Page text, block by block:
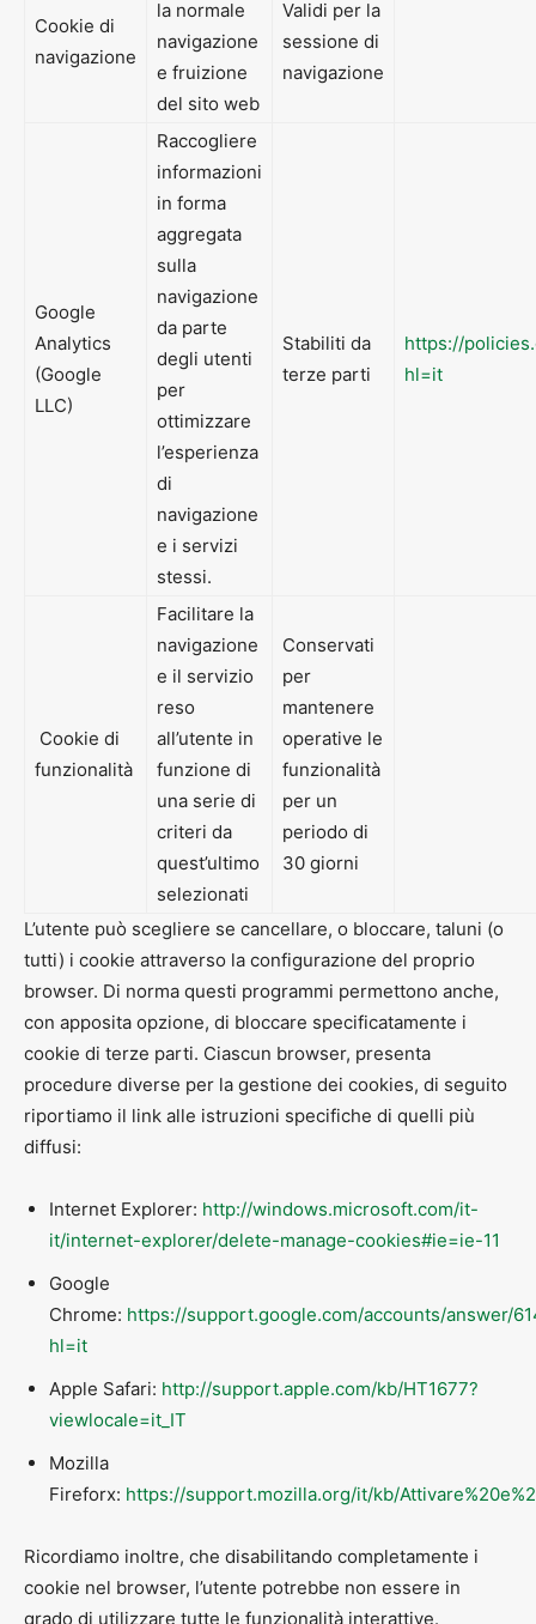
Cookie di
navigazione
la normale
navigazione
e fruizione
del sito web
Validi per la
sessione di
navigazione
Google
Analytics
(Google
LLC)
Raccogliere
informazioni
in forma
aggregata
sulla
navigazione
da parte
degli utenti
per
ottimizzare
l’esperienza
di
navigazione
e i servizi
stessi.
Stabiliti da
terze parti
https://
hl=it
Cookie di
funzionalità
Facilitare la
navigazione
e il servizio
reso
all’utente in
funzione di
una serie di
criteri da
quest’ultimo
selezionati
Conservati
per
mantenere
operative le
funzionalità
per un
periodo di
30 giorni
L’utente può scegliere se cancellare, o bloccare, taluni (o
tutti) i cookie attraverso la configurazione del proprio
browser. Di norma questi programmi permettono anche,
con apposita opzione, di bloccare specificatamente i
cookie di terze parti. Ciascun browser, presenta
procedure diverse per la gestione dei cookies, di seguito
riportiamo il link alle istruzioni specifiche di quelli più
diffusi:
Internet Explorer: http://windows.microsoft.com/it-
it/internet-explorer/delete-manage-cookies#ie=ie-11
Google
Chrome: https://support.google.com/accounts/answer/
hl=it
Apple Safari: http://support.apple.com/kb/HT1677?
viewlocale=it_IT
Mozilla
Fireforx: https://support.mozilla.org/it/kb/
Ricordiamo inoltre, che disabilitando completamente i
cookie nel browser, l’utente potrebbe non essere in
grado di utilizzare tutte le funzionalità interattive.